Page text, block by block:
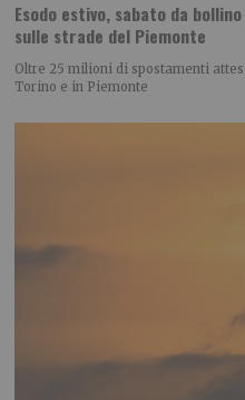
Esodo estivo, sabato da
sulle strade del Piemonte
Oltre 25 milioni di spostamenti
Torino e in Piemonte